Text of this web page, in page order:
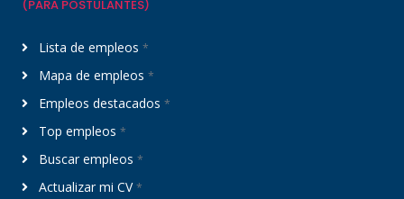
(PARA POSTULANTES)
Lista de empleos *
Mapa de empleos *
Empleos destacados *
Top empleos *
Buscar empleos *
Actualizar mi CV*